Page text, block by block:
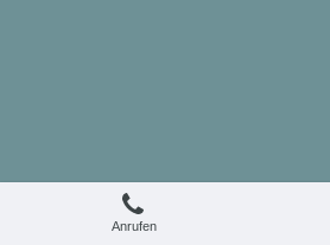
Anrufen